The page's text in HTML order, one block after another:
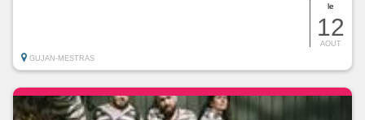
le
12
AOUT
GUJAN-MESTRAS